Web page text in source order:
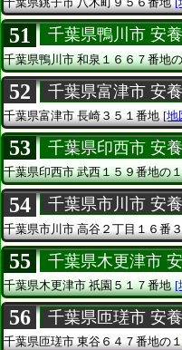
51 千葉県鴨川市 安
千葉県鴨川市和泉１６６７番地
52 千葉県富津市 安
千葉県富津市長崎３５１番地 [地
53 千葉県印西市 安
千葉県印西市武西１５９番地の１
54 千葉県市川市 安
千葉県市川市 高谷２丁目１６番
55 千葉県木更津市
千葉県木更津市祇園５１７番地 [
56 千葉県匝瑳市 安
千葉県匝瑳市東谷６４７番地の１